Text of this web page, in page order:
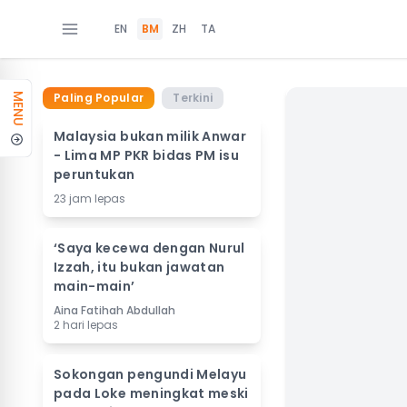
EN BM ZH TA
MENU Paling Popular Terkini
Malaysia bukan milik Anwar
- Lima MP PKR bidas PM isu
peruntukan
23 jam lepas
‘Saya kecewa dengan Nurul
Izzah, itu bukan jawatan
main-main’
Aina Fatihah Abdullah
2 hari lepas
Sokongan pengundi Melayu
pada Loke meningkat meski